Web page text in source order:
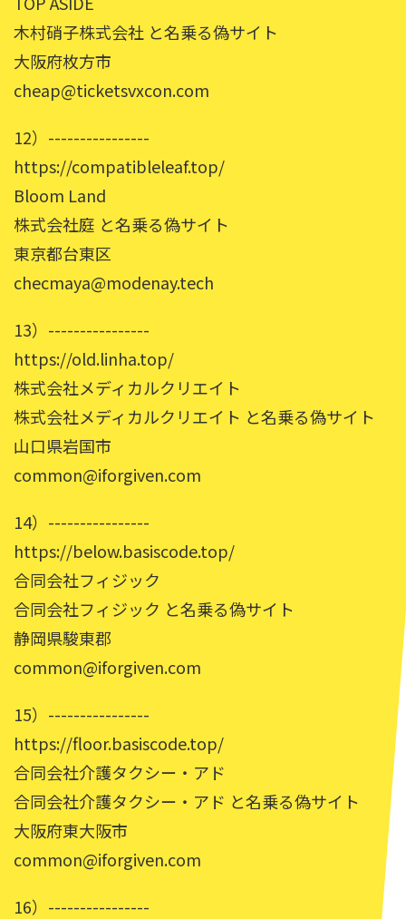
木村硝子株式会社 と名乗る偽サイト
大阪府枚方市
cheap@ticketsvxcon.com
12）----------------
https://compatibleleaf.top/
Bloom Land
株式会社庭 と名乗る偽サイト
東京都台東区
checmaya@modenay.tech
13）----------------
https://old.linha.top/
株式会社メディカルクリエイト
株式会社メディカルクリエイト と名乗る偽サイト
山口県岩国市
common@iforgiven.com
14）----------------
https://below.basiscode.top/
合同会社フィジック
合同会社フィジック と名乗る偽サイト
静岡県駿東郡
common@iforgiven.com
15）----------------
https://floor.basiscode.top/
合同会社介護タクシー・アド
合同会社介護タクシー・アド と名乗る偽サイト
大阪府東大阪市
common@iforgiven.com
16）----------------